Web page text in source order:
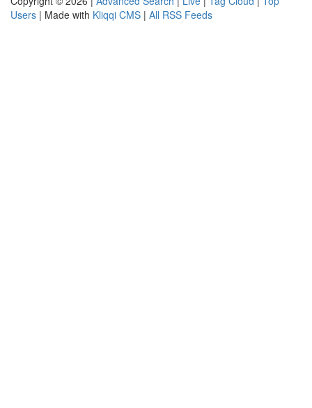
Users | Made with Kliqqi CMS | All RSS Feeds